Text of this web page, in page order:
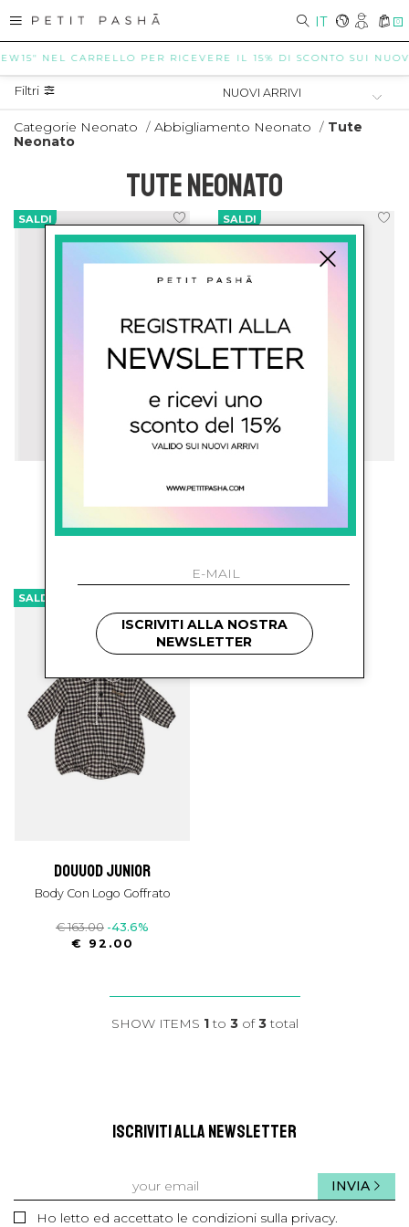
IT 0
NEL CARRELLO PER RICEVERE IL 15% DI SCONTO SUI
Filtri
Categorie Neonato / Abbigliamento Neonato / Tute
Neonato
TUTE NEONATO
SALDI SALDI
SALDI
douuod junior
Body Con Logo Goffrato
€ 163.00 -43.6%
€ 92.00
SHOW ITEMS 1to 3of3total
ISCRIVITI ALLA NEWSLETTER
Ho letto ed accettato le condizioni sulla privacy.
INVIA
ISCRIVITI ALLA NOSTRA
NEWSLETTER